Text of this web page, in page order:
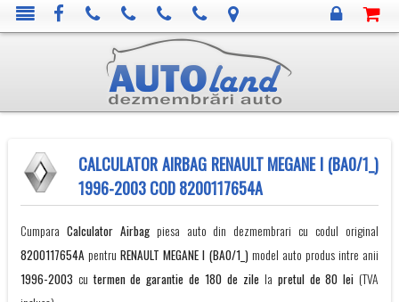
CALCULATOR AIRBAG RENAULT MEGANE I (BA0/1_)
1996-2003 COD 8200117654A
Cumpara Calculator Airbagpiesa auto din dezmembrari cu codul original
8200117654ApentruRENAULT MEGANE I (BA0/1_)model auto produs intre anii
1996-2003 cutermen de garantie de 180 de zile la pretul de 80 lei (TVA